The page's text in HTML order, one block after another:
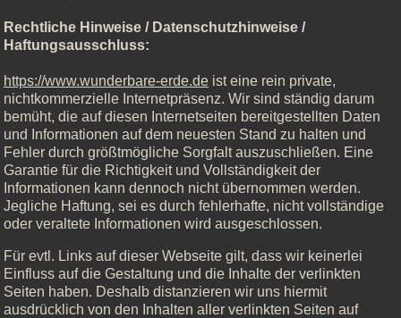
Rechtliche Hinweise / Datenschutzhinweise /
Haftungsausschluss:
https://www.wunderbare-erde.de ist eine rein private,
nichtkommerzielle Internetpräsenz. Wir sind ständig darum
bemüht, die auf diesen Internetseiten bereitgestellten Daten
und Informationen auf dem neuesten Stand zu halten und
Fehler durch größtmögliche Sorgfalt auszuschließen. Eine
Garantie für die Richtigkeit und Vollständigkeit der
Informationen kann dennoch nicht übernommen werden.
Jegliche Haftung, sei es durch fehlerhafte, nicht vollständige
oder veraltete Informationen wird ausgeschlossen.
Für evtl. Links auf dieser Webseite gilt, dass wir keinerlei
Einfluss auf die Gestaltung und die Inhalte der verlinkten
Seiten haben. Deshalb distanzieren wir uns hiermit
ausdrücklich von den Inhalten aller verlinkten Seiten auf